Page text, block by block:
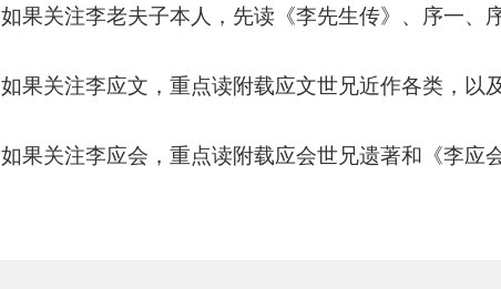
如果关注李老夫子本人，先读《李先生传》、序一、
如果关注李应文，重点读附载应文世兄近作各类，以
如果关注李应会，重点读附载应会世兄遗著和《李应